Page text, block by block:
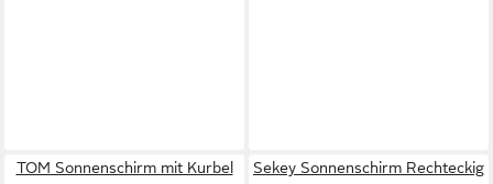
TOM Sonnenschirm mit Kurbel
Sekey Sonnenschirm Rechteckig